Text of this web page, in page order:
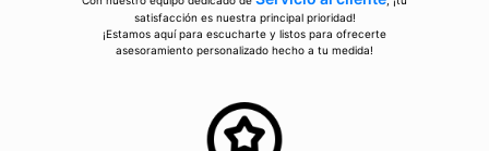
satisfacción es nuestra principal prioridad!
¡Estamos aquí para escucharte y listos para ofrecerte
asesoramiento personalizado hecho a tu medida!